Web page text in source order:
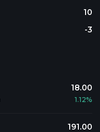
10
-3
18.00
1.12%
191.00